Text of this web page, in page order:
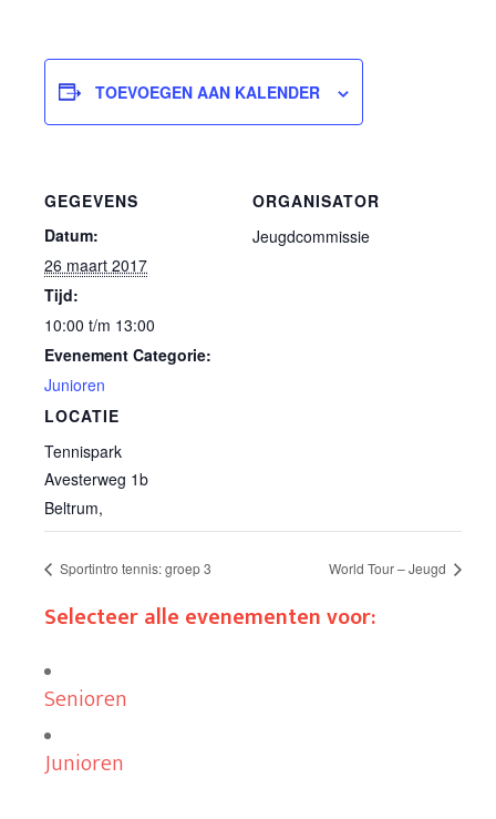
TOEVOEGEN AAN KALENDER
GEGEVENS
Datum:
26 maart 2017
Tijd:
10:00 t/m 13:00
Evenement Categorie:
Junioren
LOCATIE
Tennispark
Avesterweg 1b
Beltrum,
ORGANISATOR
Jeugdcommissie
Sportintro tennis: groep 3 World Tour – Jeugd
Selecteer alle evenementen voor:
Senioren
Junioren